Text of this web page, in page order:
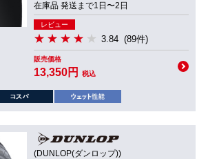
在庫品 発送まで1日〜2日
レビュー
3.84 (89件)
販売価格
13,350円 税込
(DUNLOP(ダンロップ))